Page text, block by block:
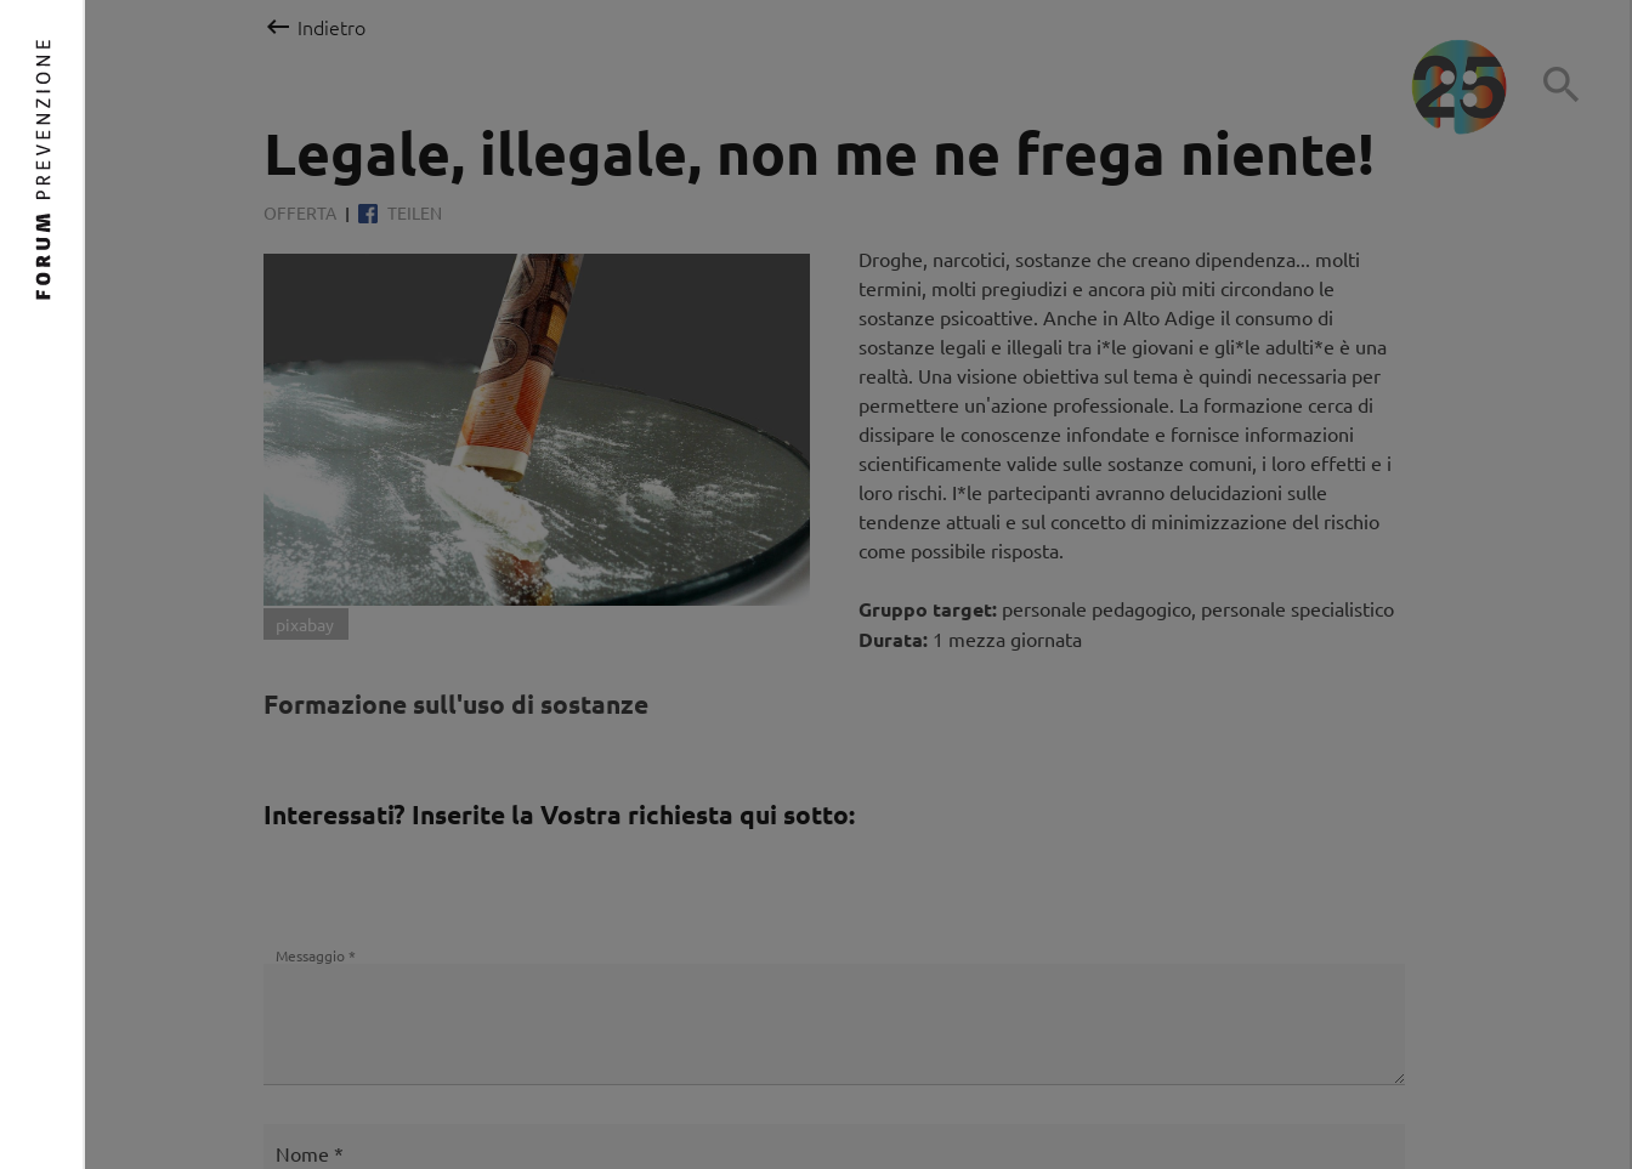

 Indietro
Legale, illegale, non me ne frega niente!
OFFERTA TEILEN
pixabay
Formazione sull'uso di sostanze
Droghe, narcotici, sostanze che creano dipendenza... molti
termini, molti pregiudizi e ancora più miti circondano le
sostanze psicoattive. Anche in Alto Adige il consumo di
sostanze legali e illegali tra i*le giovani e gli*le adulti*e è una
realtà. Una visione obiettiva sul tema è quindi necessaria per
permettere un'azione professionale. La formazione cerca di
dissipare le conoscenze infondate e fornisce informazioni
scientificamente valide sulle sostanze comuni, i loro effetti e i
loro rischi. I*le partecipanti avranno delucidazioni sulle
tendenze attuali e sul concetto di minimizzazione del rischio
come possibile risposta.
Gruppo target: personale pedagogico, personale specialistico
Durata: 1 mezza giornata
Interessati? Inserite la Vostra richiesta qui sotto:
Messaggio
Nome